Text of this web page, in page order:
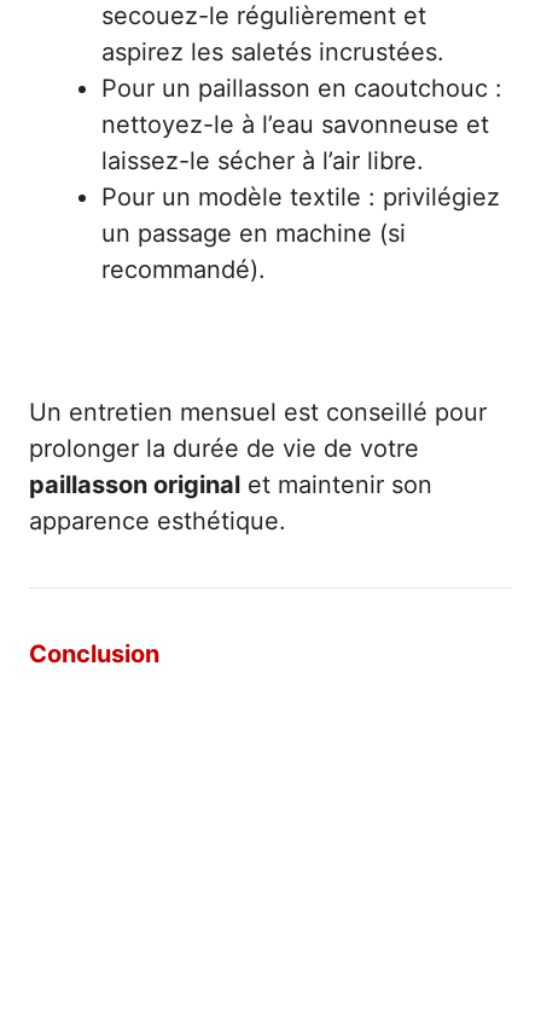
secouez-le régulièrement et
aspirez les saletés incrustées.
Pour un paillasson en caoutchouc :
nettoyez-le à l’eau savonneuse et
laissez-le sécher à l’air libre.
Pour un modèle textile : privilégiez
un passage en machine (si
recommandé).
Un entretien mensuel est conseillé pour
prolonger la durée de vie de votre
paillasson original et maintenir son
apparence esthétique.
Conclusion